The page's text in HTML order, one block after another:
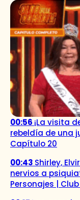
00:56 ¡La visita
rebeldía de una
Capítulo 20
00:43 Shirley,
nervios a
Personajes |